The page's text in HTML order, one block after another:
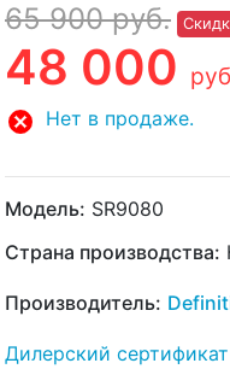
65 900руб.
48 000
Нет в продаже.
Модель: SR9080
Страна производства:
Производитель:
Дилерский сертификат